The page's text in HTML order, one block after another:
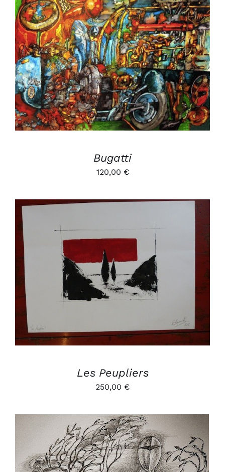
AJOUTER AU PANIER
/
DÉTAILS
Bugatti
120,00 €
AJOUTER AU PANIER
Les Peupliers
250,00 €